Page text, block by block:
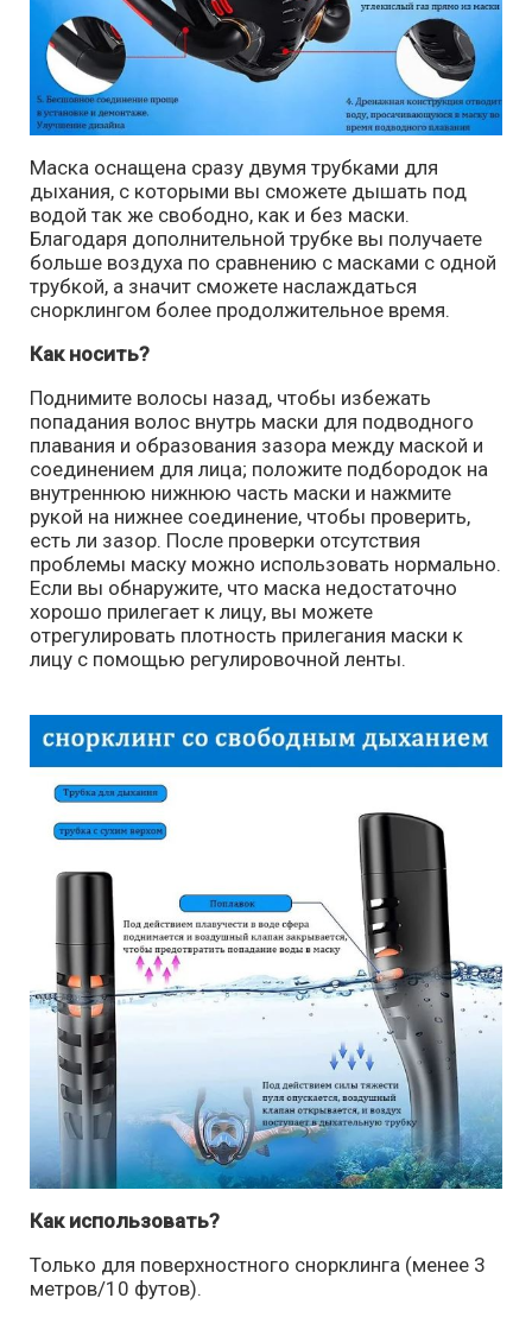
Маска оснащена сразу двумя трубками для
дыхания, с которыми вы сможете дышать под
водой так же свободно, как и без маски.
Благодаря дополнительной трубке вы получаете
больше воздуха по сравнению с масками с одной
трубкой, а значит сможете наслаждаться
снорклингом более продолжительное время.
Как носить?
Поднимите волосы назад, чтобы избежать
попадания волос внутрь маски для подводного
плавания и образования зазора между маской и
соединением для лица; положите подбородок на
внутреннюю нижнюю часть маски и нажмите
рукой на нижнее соединение, чтобы проверить,
есть ли зазор. После проверки отсутствия
проблемы маску можно использовать нормально.
Если вы обнаружите, что маска недостаточно
хорошо прилегает к лицу, вы можете
отрегулировать плотность прилегания маски к
лицу с помощью регулировочной ленты.
Как использовать?
Только для поверхностного снорклинга (менее 3
метров/10 футов).